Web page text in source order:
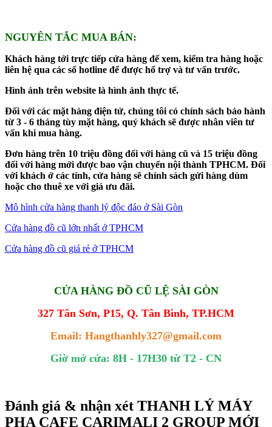
NGUYÊN TẮC MUA BÁN:
Khách hàng tới trực tiếp cửa hàng để xem, kiểm tra hàng hoặc
liên hệ qua các số hotline để được hổ trợ và tư vấn trước.
Hình ảnh trên website là hình ảnh thực tế.
Đối với các mặt hàng điện tử, chúng tôi có chính sách bảo hành
từ 3 - 6 tháng tùy mặt hàng, quý khách sẽ được nhân viên tư
vấn khi mua hàng.
Đơn hàng trên 10 triệu đồng đối với hàng cũ và 15 triệu đồng
đối với hàng mới được bao vận chuyển nội thành TPHCM. Đối
với khách ở các tỉnh, cửa hàng sẽ chính sách gửi hàng dùm
hoặc cho thuê xe với giá ưu đãi.
Mô hình cửa hàng thanh lý độc đáo ở Sài Gòn
Cửa hàng đồ cũ lớn nhất ở TPHCM
Cửa hàng đồ cũ giá rẻ ở TPHCM
CỬA HÀNG ĐỒ CŨ LỆ SÀI GÒN
327 Tân Sơn, P15, Q. Tân Bình, TP.HCM
Email: Hangthanhly327@gmail.com
Giờ mở cửa: 8H - 17H30 từ T2 - CN
Đánh giá & nhận xét THANH LÝ MÁY
PHA CAFE CARIMALI 2 GROUP MỚI